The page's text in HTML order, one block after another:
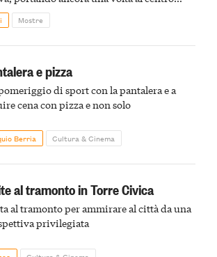
scena le meraviglie del passato astigiano
Mostre
e pizza
di sport con la pantalera e a
cena con pizza e non solo
Berria Cultura & Cinema
al tramonto in Torre Civica
al tramonto per ammirare al città da una
privilegiata